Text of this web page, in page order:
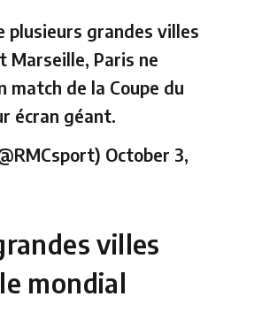
plusieurs grandes villes
Marseille, Paris ne
match de la Coupe du
écran géant.
October 3,
villes
mondial